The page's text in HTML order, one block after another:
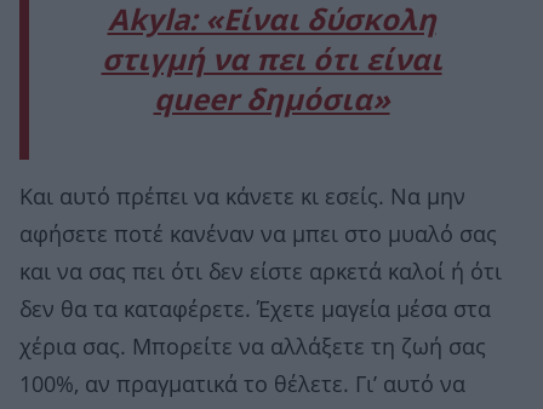
Αkyla: «Eίναι δύσκολη
στιγμή να πει ότι είναι
queer δημόσια»
Και αυτό πρέπει να κάνετε κι εσείς. Να μην
αφήσετε ποτέ κανέναν να μπει στο μυαλό σας
και να σας πει ότι δεν είστε αρκετά καλοί ή ότι
δεν θα τα καταφέρετε. Έχετε μαγεία μέσα στα
χέρια σας. Μπορείτε να αλλάξετε τη ζωή σας
100%, αν πραγματικά το θέλετε. Γι’ αυτό να